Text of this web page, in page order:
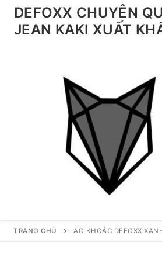
Chuyển
đếnDEFOXX CHUYÊN
JEAN KAKI XUẤT
Tìm kiếm cho:
TRANG CHỦ ÁO KHOÁC DEFOXX